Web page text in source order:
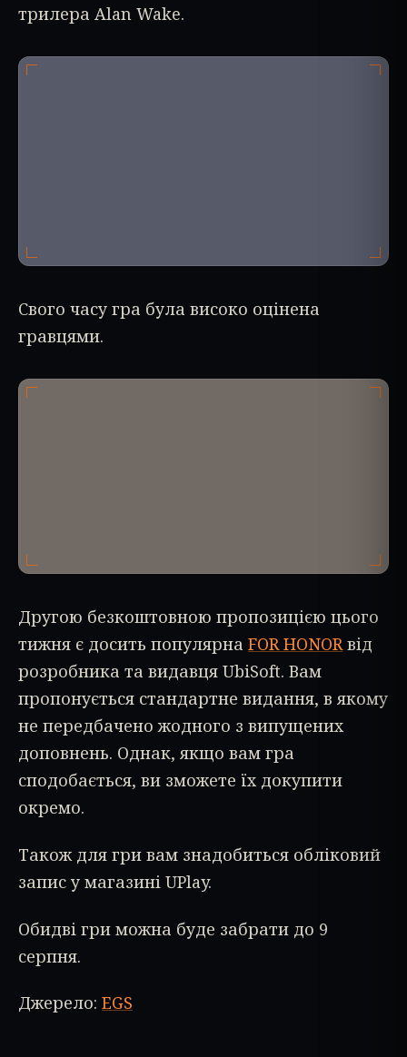
трилера Alan Wake.
Свого часу гра була високо оцінена
гравцями.
Другою безкоштовною пропозицією цього
тижня є досить популярна FOR HONORвід
розробника та видавця UbiSoft. Вам
пропонується стандартне видання, в якому
не передбачено жодного з випущених
доповнень. Однак, якщо вам гра
сподобається, ви зможете їх докупити
окремо.
Також для гри вам знадобиться обліковий
запис у магазині UPlay.
Обидві гри можна буде забрати до 9
серпня.
Джерело: EGS